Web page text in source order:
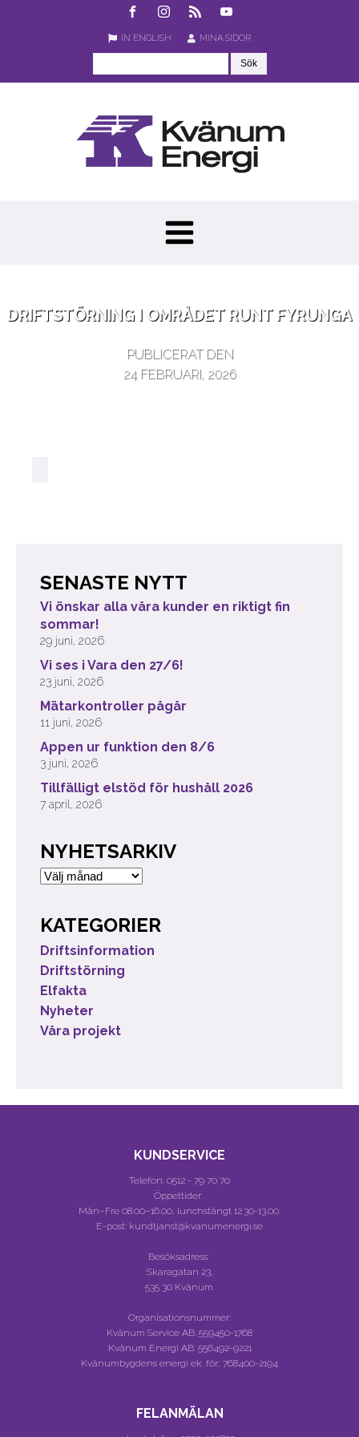
IN ENGLISH MINA SIDOR
DRIFTSTÖRNING I OMRÅDET RUNT FYRUNGA
PUBLICERAT DEN
24 FEBRUARI, 2026
SENASTE NYTT
Vi önskar alla våra kunder en riktigt fin
sommar!
29 juni, 2026
Vi ses i Vara den 27/6!
23 juni, 2026
Mätarkontroller pågår
11 juni, 2026
Appen ur funktion den 8/6
3 juni, 2026
Tillfälligt elstöd för hushåll 2026
7 april, 2026
NYHETSARKIV
Nyhetsarkiv
KATEGORIER
Driftsinformation
Driftstörning
Elfakta
Nyheter
Våra projekt
KUNDSERVICE
Telefon: 0512 - 79 70 70
Öppettider:
Mån–Fre 08.00–16.00, lunchstängt 12.30-13.00.
E-post: kundtjanst@kvanumenergi.se
Besöksadress:
Skaragatan 23,
535 30 Kvänum.
Organisationsnummer:
Kvänum Service AB: 559450-1768
Kvänum Energi AB: 556492-9221
Kvänumbygdens energi ek. för.: 768400-2194
FELANMÄLAN